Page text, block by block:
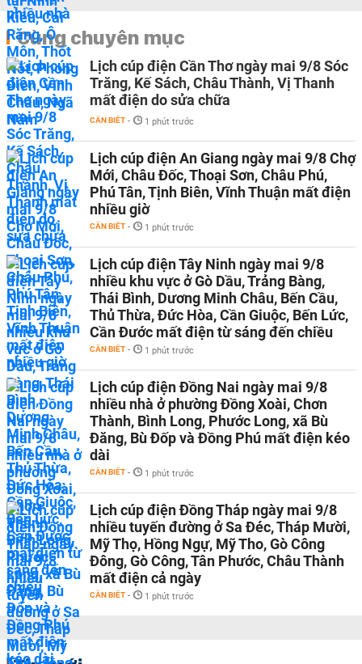
Cùng chuyên mục
Lịch cúp điện Cần Thơ ngày mai 9/8 Sóc
Trăng, Kế Sách, Châu Thành, Vị Thanh
mất điện do sửa chữa
CẦN BIẾT - 1 phút trước
Lịch cúp điện An Giang ngày mai 9/8 Chợ
Mới, Châu Đốc, Thoại Sơn, Châu Phú,
Phú Tân, Tịnh Biên, Vĩnh Thuận mất điện
nhiều giờ
CẦN BIẾT - 1 phút trước
Lịch cúp điện Tây Ninh ngày mai 9/8
nhiều khu vực ở Gò Dầu, Trảng Bàng,
Thái Bình, Dương Minh Châu, Bến Cầu,
Thủ Thừa, Đức Hòa, Cần Giuộc, Bến Lức,
Cần Đước mất điện từ sáng đến chiều
CẦN BIẾT - 1 phút trước
Lịch cúp điện Đồng Nai ngày mai 9/8
nhiều nhà ở phường Đồng Xoài, Chơn
Thành, Bình Long, Phước Long, xã Bù
Đăng, Bù Đốp và Đồng Phú mất điện kéo
dài
CẦN BIẾT - 1 phút trước
Lịch cúp điện Đồng Tháp ngày mai 9/8
nhiều tuyến đường ở Sa Đéc, Tháp Mười,
Mỹ Thọ, Hồng Ngự, Mỹ Tho, Gò Công
Đông, Gò Công, Tân Phước, Châu Thành
mất điện cả ngày
CẦN BIẾT - 1 phút trước